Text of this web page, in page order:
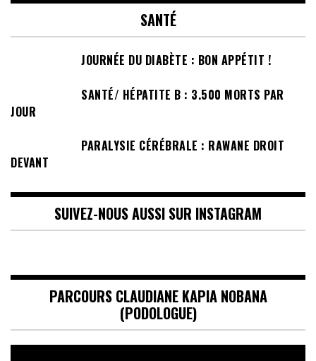
SANTÉ
JOURNÉE DU DIABÈTE : BON APPÉTIT !
SANTÉ/ HÉPATITE B : 3.500 MORTS PAR
JOUR
PARALYSIE CÉRÉBRALE : RAWANE DROIT
DEVANT
SUIVEZ-NOUS AUSSI SUR INSTAGRAM
PARCOURS CLAUDIANE KAPIA NOBANA
(PODOLOGUE)